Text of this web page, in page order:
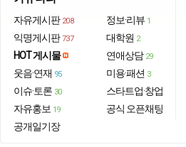
자유게시판 208
익명게시판 737
HOT 게시물
웃음·연재 95
이슈·토론 30
자유홍보 19
공개일기장
정보·리뷰 1
대학원 2
연애상담 29
미용·패션 3
스타트업·창업
공식 오픈채팅